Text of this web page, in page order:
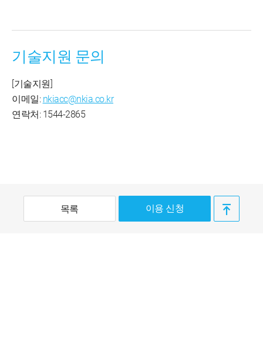
기술지원 문의
[기술지원]
이메일: nkiacc@nkia.co.kr
연락처: 1544-2865
목록 이용 신청